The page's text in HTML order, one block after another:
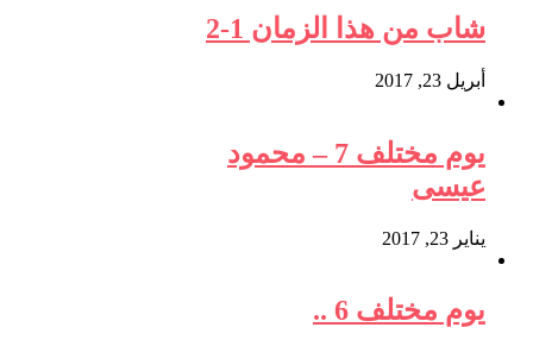
شاب من هذا الزمان 1-2
أبريل 23, 2017
يوم مختلف 7 – محمود
عيسى
يناير 23, 2017
يوم مختلف 6 ..